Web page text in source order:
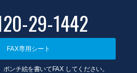
29-1442
FAX専用シート
ポンチ絵を書いてFAX してください。